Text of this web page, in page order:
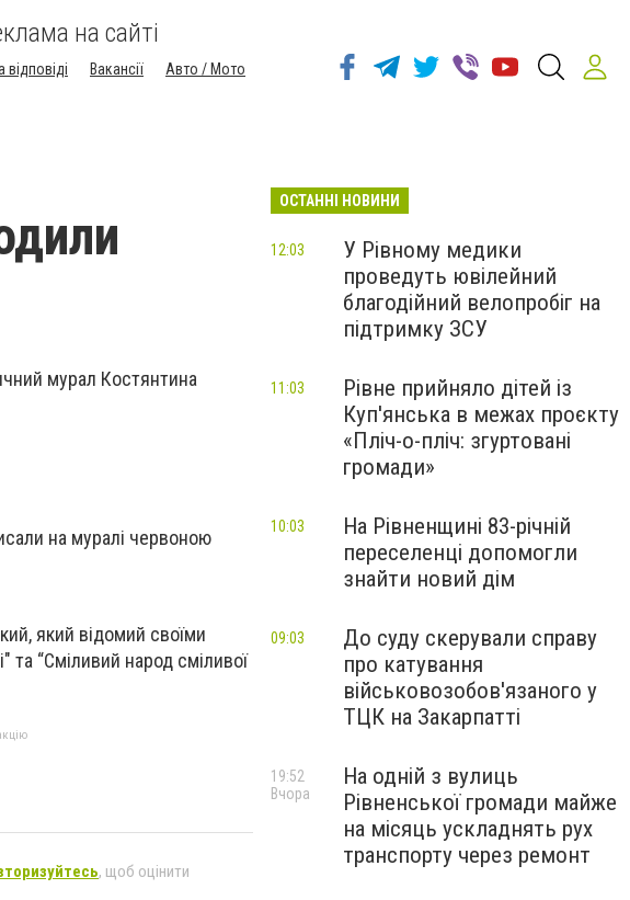
на сайті
відповіді Вакансії
Авто / Мото
мурал Костянтина
на муралі червоною
який відомий своїми
та “Сміливий народ сміливої
, щоб оцінити
ОСТАННІ НОВИНИ
У Рівному медики
проведуть ювілейний
благодійний велопробіг на
підтримку ЗСУ
12:03
Рівне прийняло дітей із
Куп'янська в межах проєкту
«Пліч-о-пліч: згуртовані
громади»
11:03
На Рівненщині 83-річній
переселенці допомогли
знайти новий дім
10:03
До суду скерували справу
про катування
військовозобов'язаного у
ТЦК на Закарпатті
09:03
На одній з вулиць
Рівненської громади майже
на місяць ускладнять рух
транспорту через ремонт
19:52
Вчора